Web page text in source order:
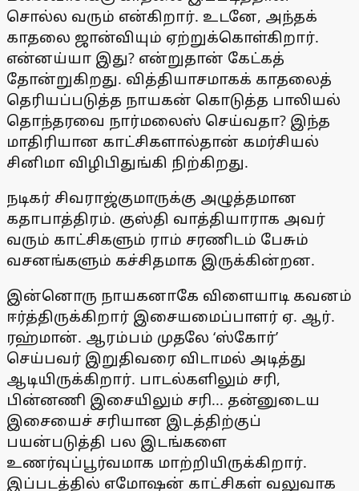
சொல்ல வரும் என்கிறார். உடனே, அந்தக்
காதலை ஜான்வியும் ஏற்றுக்கொள்கிறார்.
என்னய்யா இது? என்றுதான் கேட்கத்
தோன்றுகிறது. வித்தியாசமாகக் காதலைத்
தெரியப்படுத்த நாயகன் கொடுத்த பாலியல்
தொந்தரவை நார்மலைஸ் செய்வதா? இந்த
மாதிரியான காட்சிகளால்தான் கமர்சியல்
சினிமா விழிபிதுங்கி நிற்கிறது.
நடிகர் சிவராஜ்குமாருக்கு அழுத்தமான
கதாபாத்திரம். குஸ்தி வாத்தியாராக அவர்
வரும் காட்சிகளும் ராம் சரணிடம் பேசும்
வசனங்களும் கச்சிதமாக இருக்கின்றன.
இன்னொரு நாயகனாகே விளையாடி கவனம்
ஈர்த்திருக்கிறார் இசையமைப்பாளர் ஏ. ஆர்.
ரஹ்மான். ஆரம்பம் முதலே ‘ஸ்கோர்’
செய்பவர் இறுதிவரை விடாமல் அடித்து
ஆடியிருக்கிறார். பாடல்களிலும் சரி,
பின்னணி இசையிலும் சரி... தன்னுடைய
இசையைச் சரியான இடத்திற்குப்
பயன்படுத்தி பல இடங்களை
உணர்வுப்பூர்வமாக மாற்றியிருக்கிறார்.
இப்படத்தில் எமோஷன் காட்சிகள் வலுவாக